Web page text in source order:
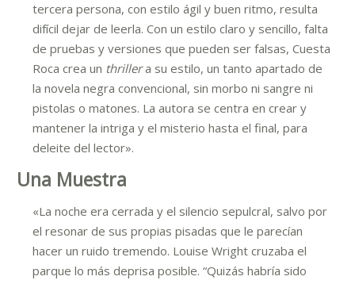
tercera persona, con estilo ágil y buen ritmo, resulta
difícil dejar de leerla. Con un estilo claro y sencillo, falta
de pruebas y versiones que pueden ser falsas, Cuesta
Roca crea un thrillera su estilo, un tanto apartado de
la novela negra convencional, sin morbo ni sangre ni
pistolas o matones. La autora se centra en crear y
mantener la intriga y el misterio hasta el final, para
deleite del lector».
Una Muestra
«La noche era cerrada y el silencio sepulcral, salvo por
el resonar de sus propias pisadas que le parecían
hacer un ruido tremendo. Louise Wright cruzaba el
parque lo más deprisa posible. “Quizás habría sido